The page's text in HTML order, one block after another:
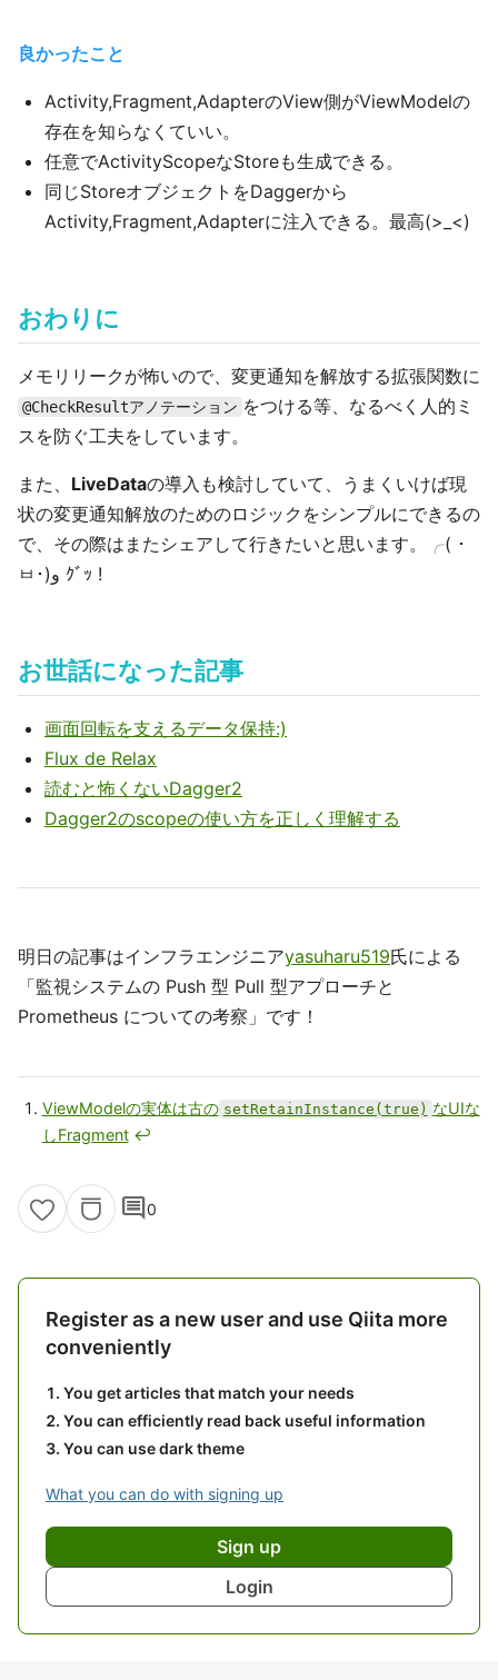
良かったこと
Activity,Fragment,AdapterのView側がViewModelの
存在を知らなくていい。
任意でActivityScopeなStoreも生成できる。
同じStoreオブジェクトをDaggerから
Activity,Fragment,Adapterに注入できる。最高(>_<)
おわりに
メモリリークが怖いので、変更通知を解放する拡張関数に
@CheckResultアノテーション をつける等、なるべく人的ミ
スを防ぐ工夫をしています。
また、 LiveDataの導入も検討していて、うまくいけば現
状の変更通知解放のためのロジックをシンプルにできるの
で、その際はまたシェアして行きたいと思います。╭( ･
ㅂ･)و ｸﾞｯ !
お世話になった記事
画面回転を支えるデータ保持:)
Flux de Relax
読むと怖くないDagger2
Dagger2のscopeの使い方を正しく理解する
明日の記事はインフラエンジニアyasuharu519氏による
「監視システムの Push 型 Pull 型アプローチと
Prometheus についての考察」です！
ViewModelの実体は古の setRetainInstance(true) なUIな
しFragment ↩
comment0
Register as a new user and use Qiita more
conveniently
You get articles that match your needs
You can efficiently read back useful information
You can use dark theme
What you can do with signing up
Sign up
Login